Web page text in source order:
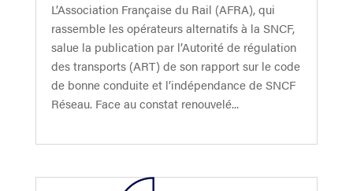
L’Association Française du Rail (AFRA), qui
rassemble les opérateurs alternatifs à la SNCF,
salue la publication par l’Autorité de régulation
des transports (ART) de son rapport sur le code
de bonne conduite et l’indépendance de SNCF
Réseau. Face au constat renouvelé...